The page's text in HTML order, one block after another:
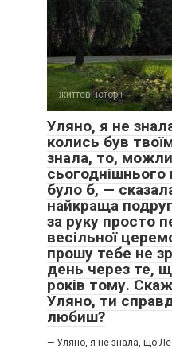
життєві історії
Уляно, я не
колись був
знала, то,
сьогоднішнього
було б, —
найкраща
за руку просто
весільної
прошу тебе не
день через те,
років тому.
Уляно, ти
любиш?
— Уляно, я не знала, що